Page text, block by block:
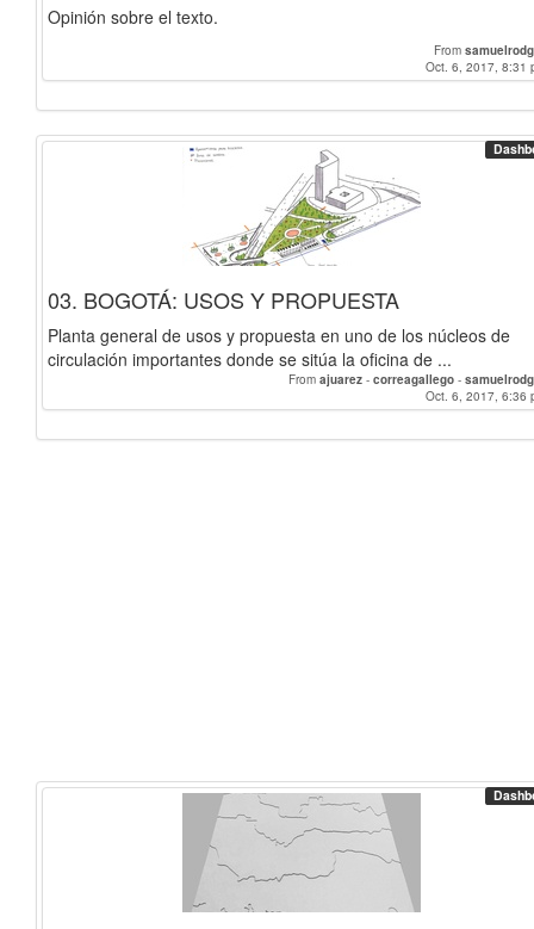
Opinión sobre el texto.
From
Oct. 6, 2017, 8:31
03. BOGOTÁ: USOS Y PROPUESTA
Planta general de usos y propuesta en uno de los núcleos de
circulación importantes donde se sitúa la oficina de ...
From ajuarez - correagallego -
Oct. 6, 2017, 6:36